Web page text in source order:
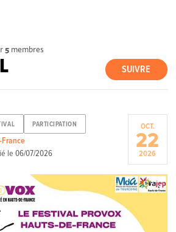
5 membres
SUIVRE
PARTICIPATION
le06/07/2026
OCT.
22
2026